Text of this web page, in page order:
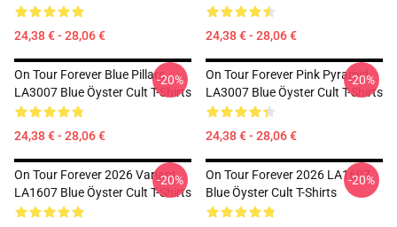
24,38 € - 28,06 € 24,38 € - 28,06 €
On Tour Forever Blue Pillars
LA3007 Blue Öyster Cult T-Shirts
24,38 € - 28,06 €
-20%
On Tour Forever Pink Pyramid
LA3007 Blue Öyster Cult T-Shirts
24,38 € - 28,06 €
-20%
On Tour Forever 2026 Variant
LA1607 Blue Öyster Cult T-Shirts
-20%
On Tour Forever 2026 LA1607
Blue Öyster Cult T-Shirts
-20%